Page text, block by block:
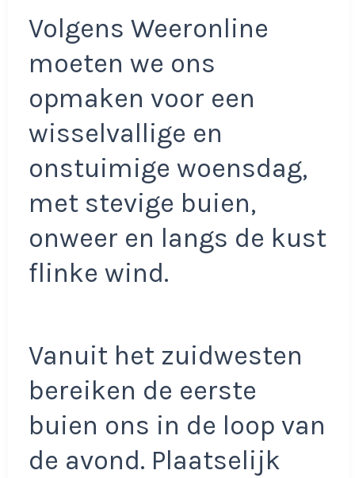
Volgens Weeronline
moeten we ons
opmaken voor een
wisselvallige en
onstuimige woensdag,
met stevige buien,
onweer en langs de kust
flinke wind.
Vanuit het zuidwesten
bereiken de eerste
buien ons in de loop van
de avond. Plaatselijk